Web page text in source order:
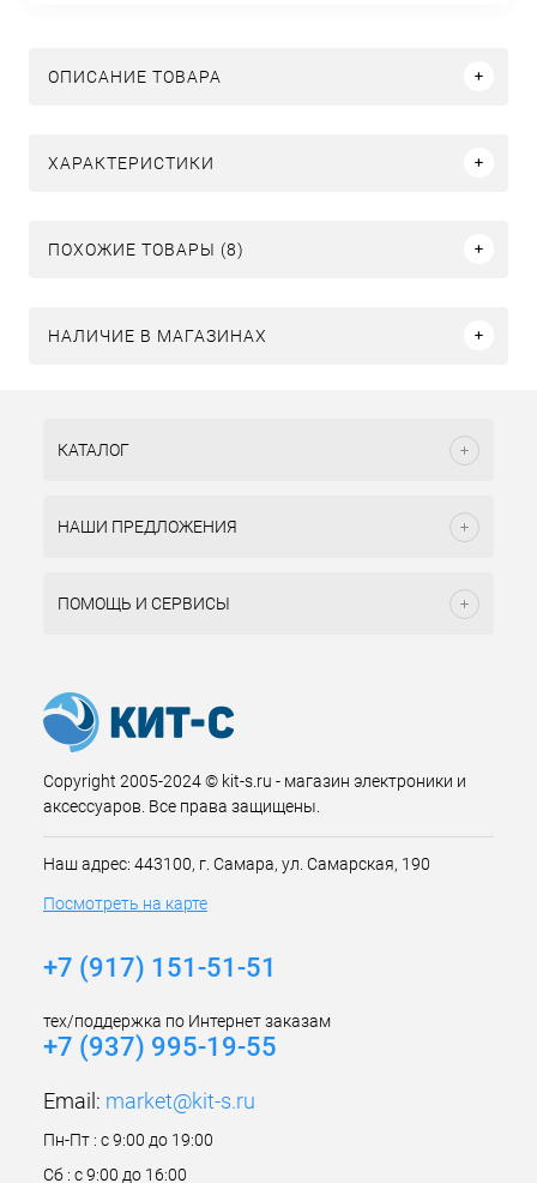
ОПИСАНИЕ ТОВАРА
ХАРАКТЕРИСТИКИ
ПОХОЖИЕ ТОВАРЫ (8)
НАЛИЧИЕ В МАГАЗИНАХ
КАТАЛОГ
НАШИ ПРЕДЛОЖЕНИЯ
ПОМОЩЬ И СЕРВИСЫ
Copyright 2005-2024 © kit-s.ru - магазин электроники и
аксессуаров. Все права защищены.
Наш адрес: 443100, г. Самара, ул. Самарская, 190
Посмотреть на карте
+7 (917) 151-51-51
тех/поддержка по Интернет заказам
+7 (937) 995-19-55
Email: market@kit-s.ru
Пн-Пт : с 9:00 до 19:00
Сб : с 9:00 до 16:00